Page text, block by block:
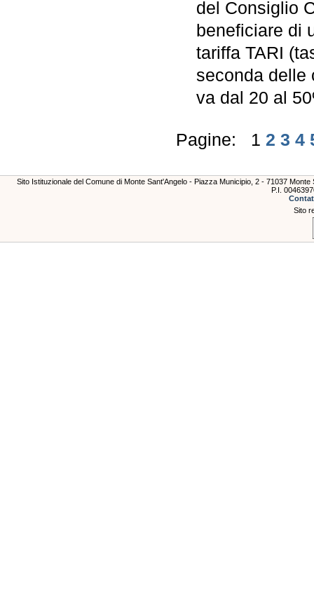
del Consiglio
beneficiare di
tariffa TARI
seconda delle
va dal 20 al
Pagine: 1 2 3 4
Sito Istituzionale del Comune di Monte Sant'Angelo - Piazza Municipio, 2 - 71037
P.I.
Sito